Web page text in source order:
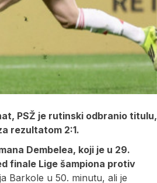
PSŽ je rutinski odbranio titulu,
rezultatom 2:1.
Dembelea, koji je u 29.
finale Lige šampiona protiv
Barkole u 50. minutu, ali je